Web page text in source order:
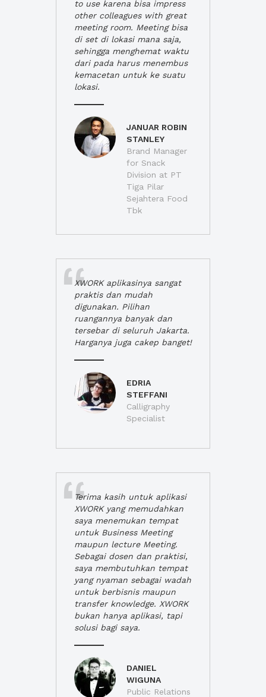
to use karena bisa impress
other colleagues with great
meeting room. Meeting bisa
di set di lokasi mana saja,
sehingga menghemat waktu
dari pada harus menembus
kemacetan untuk ke suatu
lokasi.
JANUAR ROBIN
STANLEY
Brand Manager
for Snack
Division at PT
Tiga Pilar
Sejahtera Food
Tbk
XWORK aplikasinya sangat
praktis dan mudah
digunakan. Pilihan
ruangannya banyak dan
tersebar di seluruh Jakarta.
Harganya juga cakep banget!
EDRIA
STEFFANI
Calligraphy
Specialist
Terima kasih untuk aplikasi
XWORK yang memudahkan
saya menemukan tempat
untuk Business Meeting
maupun lecture Meeting.
Sebagai dosen dan praktisi,
saya membutuhkan tempat
yang nyaman sebagai wadah
untuk berbisnis maupun
transfer knowledge. XWORK
bukan hanya aplikasi, tapi
solusi bagi saya.
DANIEL
WIGUNA
Public Relations